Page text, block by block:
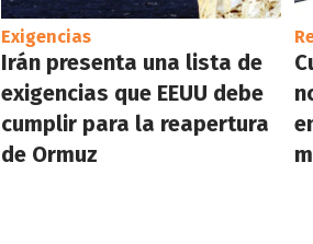
Exigencias
Irán presenta una lista de
exigencias que EEUU debe
cumplir para la reapertura
de Ormuz